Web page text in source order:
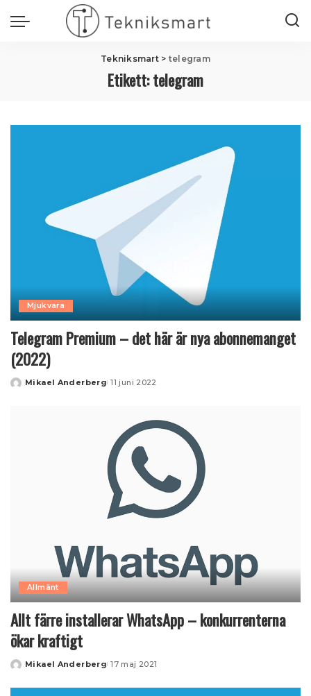
Tekniksmart > telegram
Etikett:telegram
Mjukvara
Telegram Premium – det här är nya abonnemanget
(2022)
Posted
Mikael Anderberg 11 juni 2022
Allmänt
Allt färre installerar WhatsApp – konkurrenterna
ökar kraftigt
Posted
Mikael Anderberg 17 maj 2021